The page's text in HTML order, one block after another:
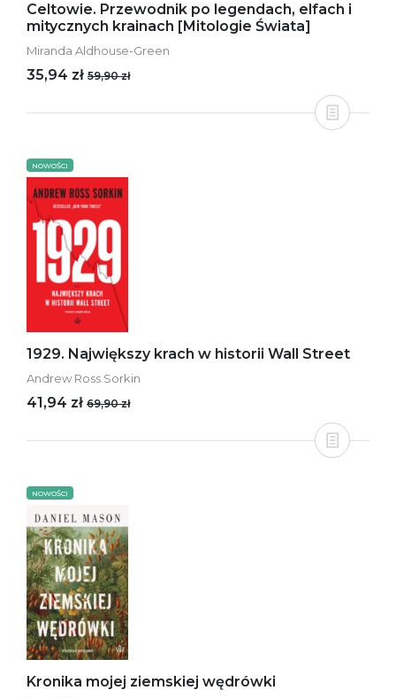
Celtowie. Przewodnik po legendach, elfach i
mitycznych krainach [Mitologie Świata]
Miranda Aldhouse-Green
35,94 zł 59,90 zł
NOWOŚCI
1929. Największy krach w historii Wall Street
Andrew Ross Sorkin
41,94 zł 69,90 zł
NOWOŚCI
Kronika mojej ziemskiej wędrówki